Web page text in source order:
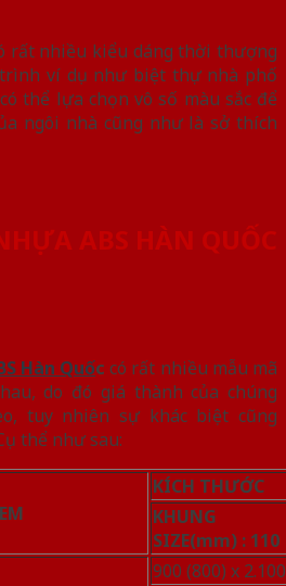
rất nhiều kiểu dáng thời thượng
ví dụ như biệt thự nhà phố
thể lựa chọn vô số màu sắc để
ngôi nhà cũng như là sở thích
ABS HÀN QUỐC
Hàn Quốc có rất nhiều mẫu mã
do đó giá thành của chúng
tuy nhiên sự khác biệt cũng
thể như sau:
KÍCH THƯỚC
KHUNG /
SIZE(mm) : 110
900 (800) x 2.100